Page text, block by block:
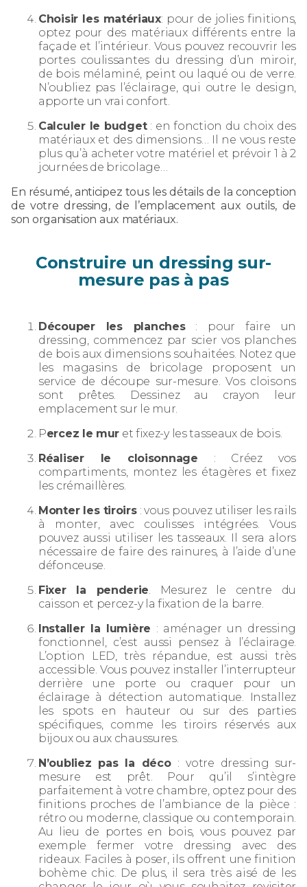
Choisir les matériaux: pour de jolies finitions,
optez pour des matériaux différents entre la
façade et l’intérieur. Vous pouvez recouvrir les
portes coulissantes du dressing d’un miroir,
de bois mélaminé, peint ou laqué ou de verre.
N’oubliez pas l’éclairage, qui outre le design,
apporte un vrai confort.
Calculer le budget: en fonction du choix des
matériaux et des dimensions… Il ne vous reste
plus qu’à acheter votre matériel et prévoir 1 à 2
journées de bricolage…
En résumé, anticipez tous les détails de la conception
de votre dressing, de l’emplacement aux outils, de
son organisation aux matériaux.
Construire un dressing sur-
mesure pas à pas
Découper les planches: pour faire un
dressing, commencez par scier vos planches
de bois aux dimensions souhaitées. Notez que
les magasins de bricolage proposent un
service de découpe sur-mesure. Vos cloisons
sont prêtes. Dessinez au crayon leur
emplacement sur le mur.
Percez le mur et fixez-y les tasseaux de bois.
Réaliser le cloisonnage : Créez vos
compartiments, montez les étagères et fixez
les crémaillères.
Monter les tiroirs: vous pouvez utiliser les rails
à monter, avec coulisses intégrées. Vous
pouvez aussi utiliser les tasseaux. Il sera alors
nécessaire de faire des rainures, à l’aide d’une
défonceuse.
Fixer la penderie . Mesurez le centre du
caisson et percez-y la fixation de la barre.
Installer la lumière : aménager un dressing
fonctionnel, c’est aussi pensez à l’éclairage.
L’option LED, très répandue, est aussi très
accessible. Vous pouvez installer l’interrupteur
derrière une porte ou craquer pour un
éclairage à détection automatique. Installez
les spots en hauteur ou sur des parties
spécifiques, comme les tiroirs réservés aux
bijoux ou aux chaussures.
N’oubliez pas la déco : votre dressing sur-
mesure est prêt. Pour qu’il s’intègre
parfaitement à votre chambre, optez pour des
finitions proches de l’ambiance de la pièce :
rétro ou moderne, classique ou contemporain.
Au lieu de portes en bois, vous pouvez par
exemple fermer votre dressing avec des
rideaux. Faciles à poser, ils offrent une finition
bohème chic. De plus, il sera très aisé de les